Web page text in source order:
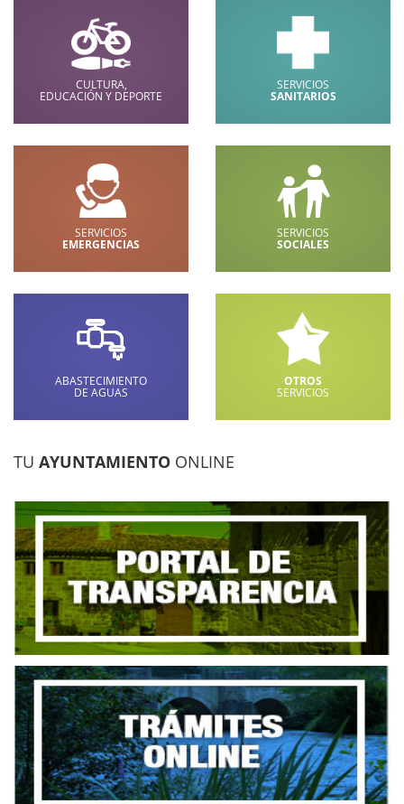
CULTURA,
EDUCACIÓN Y DEPORTE
SERVICIOS
SANITARIOS
SERVICIOS
EMERGENCIAS
SERVICIOS
SOCIALES
ABASTECIMIENTO
DE AGUAS
OTROS
SERVICIOS
TU AYUNTAMIENTO ONLINE